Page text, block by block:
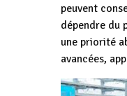
peuvent
dépendre du
une priorité
avancées,